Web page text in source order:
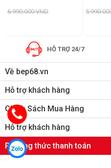
biến vẫy tay tự động
– Đèn Led siêu sáng
6.990.000 VND
HỖ TRỢ 24/7
Về bep68.vn
Hỗ trợ khách hàng
Chính Sách Mua Hàng
Hỗ trợ khách hàng
Phương thức thanh toán